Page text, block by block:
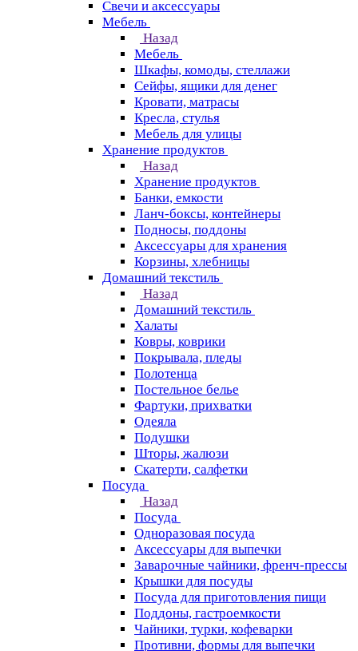
Свечи и аксессуары
Мебель
Назад
Мебель
Шкафы, комоды, стеллажи
Сейфы, ящики для денег
Кровати, матрасы
Кресла, стулья
Мебель для улицы
Хранение продуктов
Назад
Хранение продуктов
Банки, емкости
Ланч-боксы, контейнеры
Подносы, поддоны
Аксессуары для хранения
Корзины, хлебницы
Домашний текстиль
Назад
Домашний текстиль
Халаты
Ковры, коврики
Покрывала, пледы
Полотенца
Постельное белье
Фартуки, прихватки
Одеяла
Подушки
Шторы, жалюзи
Скатерти, салфетки
Посуда
Назад
Посуда
Одноразовая посуда
Аксессуары для выпечки
Заварочные чайники, френч-прессы
Крышки для посуды
Посуда для приготовления пищи
Поддоны, гастроемкости
Чайники, турки, кофеварки
Противни, формы для выпечки